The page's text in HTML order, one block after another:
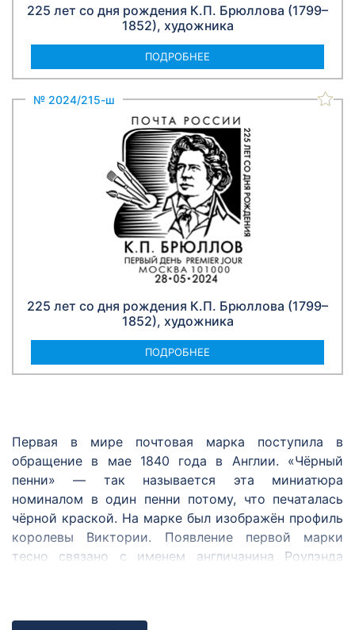
225 лет со дня рождения К.П. Брюллова (1799–
1852), художника
ПОДРОБНЕЕ
№ 2024/215-ш
225 лет со дня рождения К.П. Брюллова (1799–
1852), художника
ПОДРОБНЕЕ
Первая в мире почтовая марка поступила в
обращение в мае 1840 года в Англии. «Чёрный
пенни» — так называется эта миниатюра
номиналом в один пенни потому, что печаталась
чёрной краской. На марке был изображён профиль
королевы Виктории. Появление первой марки
тесно связано с именем англичанина Роулэнда